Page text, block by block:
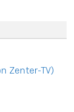
Zenter-TV)